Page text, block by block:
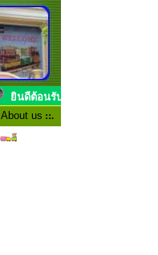
ยินดีต้อนรับสมาชิก
About us ::.